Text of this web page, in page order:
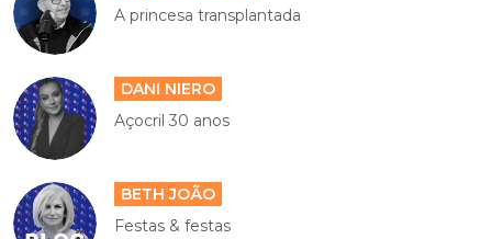
A princesa transplantada
DANI NIERO
Açocril 30 anos
BETH JOÃO
Festas & festas